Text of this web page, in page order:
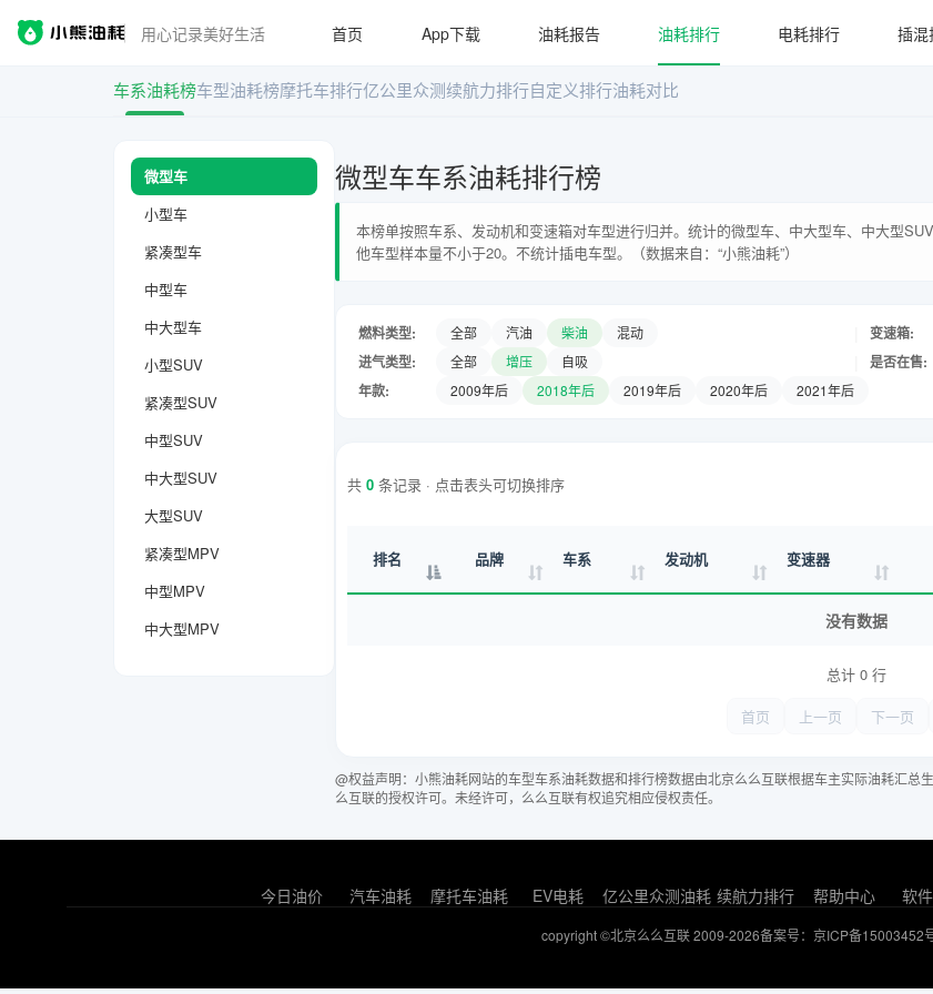
用心记录美好生活 首页 App下载 油耗报告 油耗排行 电耗排行 插混
车系油耗榜车型油耗榜摩托车排行亿公里众测续航力排行自定义排行油耗对比
微型车
小型车
紧凑型车
中型车
中大型车
小型SUV
紧凑型SUV
中型SUV
中大型SUV
大型SUV
紧凑型MPV
中型MPV
中大型MPV
微型车车系油耗排行榜
本榜单按照车系、发动机和变速箱对车型进行归并。统计的微型车、中大型车、中大型
他车型样本量不小于20。不统计插电车型。（数据来自：“小熊油耗”）
燃料类型: 全部 汽油 柴油 混动 变速箱:
进气类型: 全部 增压 自吸 是否在售:
年款: 2009年后 2018年后 2019年后 2020年后 2021年后
共 0 条记录 · 点击表头可切换排序
排名 品牌 车系 发动机 变速器
没有数据
总计 0 行
首页
上一页 下一页
@权益声明：小熊油耗网站的车型车系油耗数据和排行榜数据由北京么么互联根据车主实际油耗汇
么互联的授权许可。未经许可，么么互联有权追究相应侵权责任。
今日油价 汽车油耗 摩托车油耗 EV电耗 亿公里众测油耗 续航力排行 帮助中心 软
copyright ©北京么么互联 2009-2026备案号：京ICP备15003452